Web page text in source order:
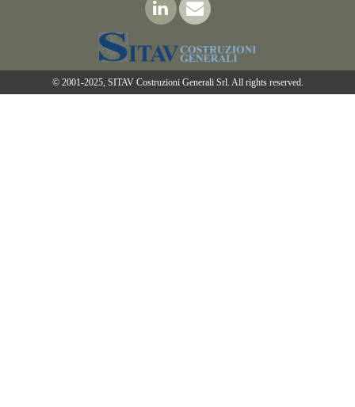
© 2001-2025, SITAV Costruzioni Generali Srl. All rights reserved.